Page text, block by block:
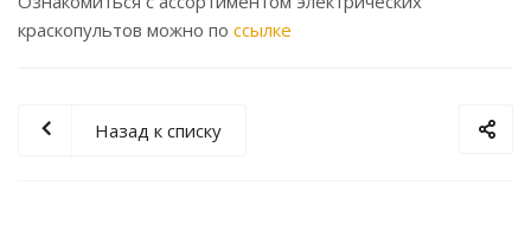
краскопультов можно по ссылке
Назад к списку